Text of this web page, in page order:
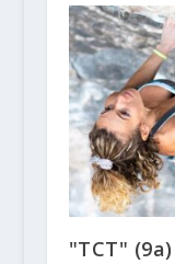
"TCT"